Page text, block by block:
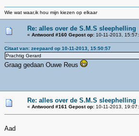
Wie wat waar,ik hou mijn kiezen op elkaar
Re: alles over de S.M.S sleephelling
« Antwoord #160 Gepost op: 10-11-2013,
Citaat van: zeepaard op 10-11-2013, 15:50:57
Prachtig Gerard
Graag gedaan Ouwe Reus
Re: alles over de S.M.S sleephelling
« Antwoord #161 Gepost op: 10-11-2013,
Aad